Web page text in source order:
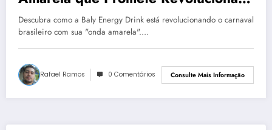
o Carnaval Brasileiro
Descubra como a Baly Energy Drink está revolucionando o carnaval
brasileiro com sua "onda amarela".…
Rafael Ramos 0 Comentários Consulte Mais Informação